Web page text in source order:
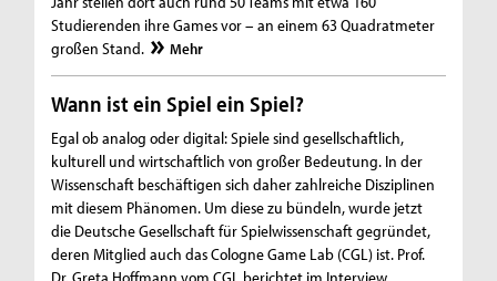
Studierenden ihre Games vor – an einem 63 Quadratmeter
großen Stand.
Mehr
Wann ist ein Spiel ein Spiel?
Egal ob analog oder digital: Spiele sind gesellschaftlich,
kulturell und wirtschaftlich von großer Bedeutung. In der
Wissenschaft beschäftigen sich daher zahlreiche Disziplinen
mit diesem Phänomen. Um diese zu bündeln, wurde jetzt
die Deutsche Gesellschaft für Spielwissenschaft gegründet,
deren Mitglied auch das Cologne Game Lab (CGL) ist. Prof.